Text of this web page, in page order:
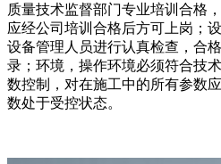
质量技术监督部门专业培训合格
应经公司培训合格后方可上岗；
设备管理人员进行认真检查，合
录；环境，操作环境必须符合技
数控制，对在施工中的所有参数
数处于受控状态。